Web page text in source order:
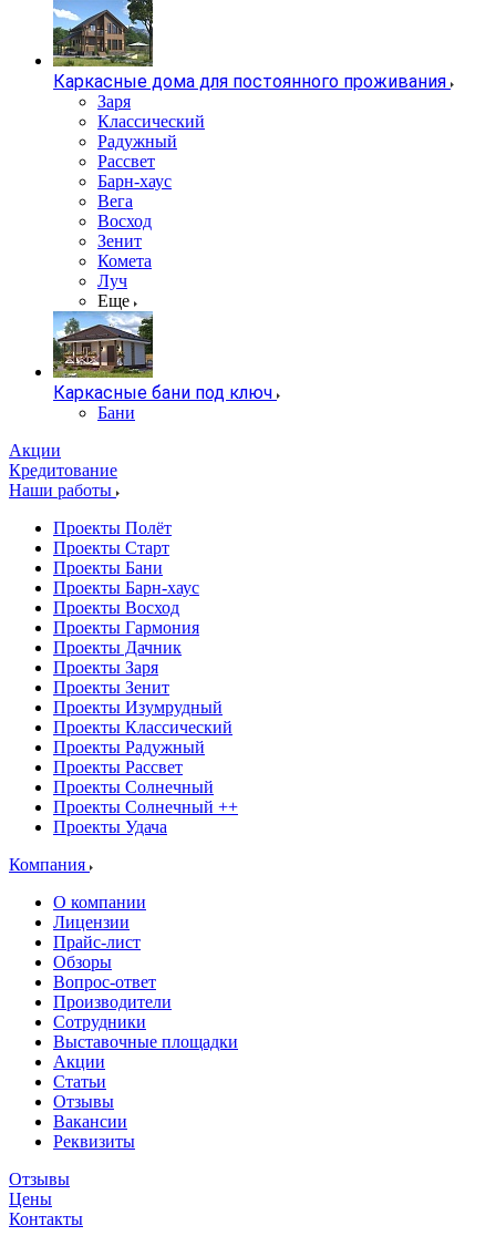
Каркасные дома для постоянного проживания
Заря
Классический
Радужный
Рассвет
Барн-хаус
Вега
Восход
Зенит
Комета
Луч
Еще
Каркасные бани под ключ
Бани
Акции
Кредитование
Наши работы
Проекты Полёт
Проекты Старт
Проекты Бани
Проекты Барн-хаус
Проекты Восход
Проекты Гармония
Проекты Дачник
Проекты Заря
Проекты Зенит
Проекты Изумрудный
Проекты Классический
Проекты Радужный
Проекты Рассвет
Проекты Солнечный
Проекты Солнечный ++
Проекты Удача
Компания
О компании
Лицензии
Прайс-лист
Обзоры
Вопрос-ответ
Производители
Сотрудники
Выставочные площадки
Акции
Статьи
Отзывы
Вакансии
Реквизиты
Отзывы
Цены
Контакты